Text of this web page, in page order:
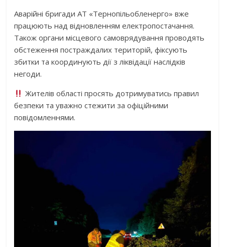
Аварійні бригади АТ «Тернопільобленерго» вже
працюють над відновленням електропостачання.
Також органи місцевого самоврядування проводять
обстеження постраждалих територій, фіксують
збитки та координують дії з ліквідації наслідків
негоди.
Жителів області просять дотримуватись правил
безпеки та уважно стежити за офіційними
повідомленнями.